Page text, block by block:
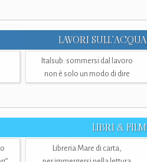
LAVORI SULL’ACQUA
Italsub: sommersi dal lavoro
non è solo un modo di dire
LIBRI & FILM
Libreria Mare di carta,